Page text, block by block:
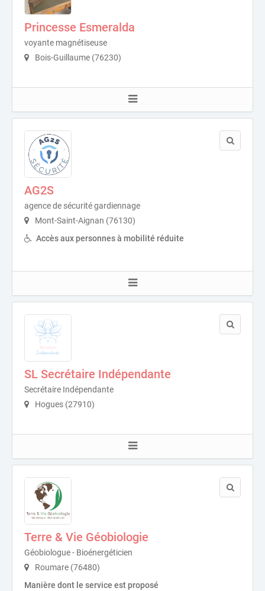
Princesse Esmeralda
voyante magnétiseuse
Bois-Guillaume (76230)
AG2S
agence de sécurité gardiennage
Mont-Saint-Aignan (76130)
Accès aux personnes à mobilité réduite
SL Secrétaire Indépendante
Secrétaire Indépendante
Hogues (27910)
Terre & Vie Géobiologie
Géobiologue - Bioénergéticien
Roumare (76480)
Manière dont le service est proposé